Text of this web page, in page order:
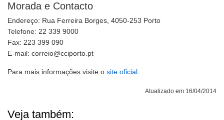
Morada e Contacto
Endereço: Rua Ferreira Borges, 4050-253 Porto
Telefone: 22 339 9000
Fax: 223 399 090
E-mail: correio@cciporto.pt
Para mais informações visite o site oficial
Atualizado em 16/04/2014
Veja também: